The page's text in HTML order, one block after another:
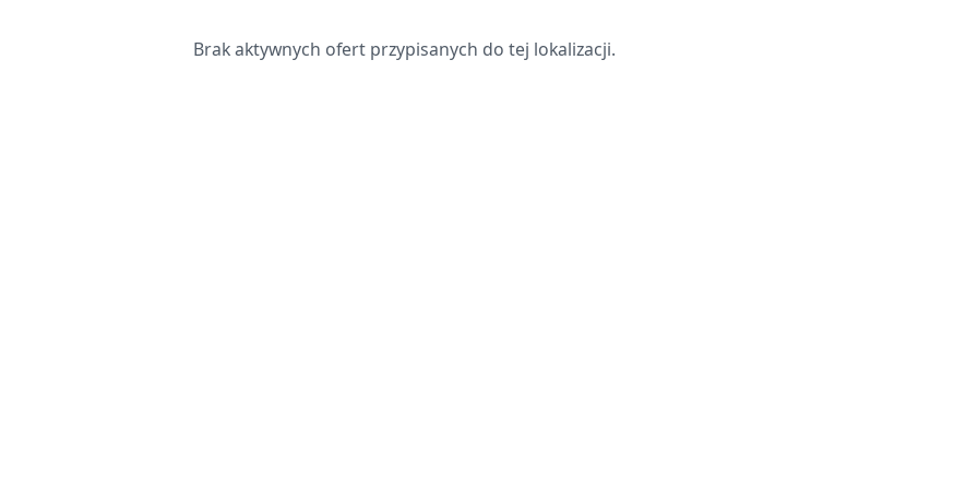
Brak aktywnych ofert przypisanych do tej lokalizacji.